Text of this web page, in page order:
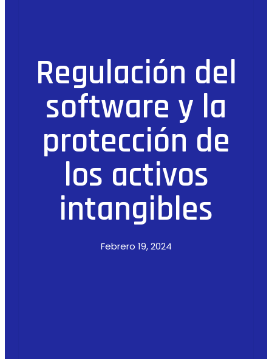
Regulación del
software y la
protección de
los activos
intangibles
Febrero 19, 2024